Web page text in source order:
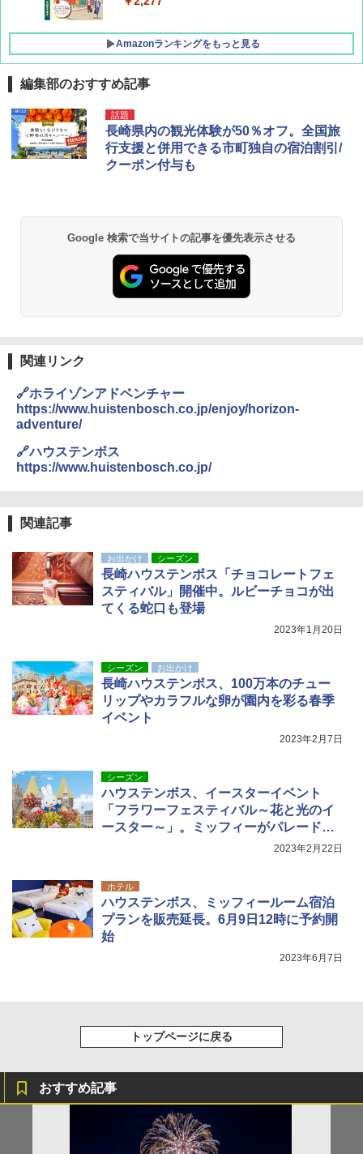
Amazonランキングをもっと見る
[キャンパーズコレクション 山善] ポップアッ
プテント 傘みたいに広げて畳める パッとサ
ッとサンシェード キューブ フルクローズ メ
ッシュ 簡単設置 ワンタッチテント キャンプ
&ハイキング カーキ PATC-150(KH)
PYKES PEAK (パイクスピーク) 着替えテン
ト プライバシー テント 【中が透けない】 1
人用 折りたたみ 防災グッズ 災害用トイレ ビ
ーチ ピクニック ポップアップテント 携帯 簡
易 トイレテント (ブラック)
テント ワンタッチ RENEW 幅200 2-3人用 43
500002(88859)
[キャンパーズコレクション 山善] 傘みたいに
￥9,990
[キャンパーズコレクション 山善] 傘みたいに
広げるだけ パッとサッとテント キューブワ
イド ブラックコーティング フルクローズ メ
ATCW-150B エクルベージュ
￥-
GRANDOOR ステンレス保冷剤 2個セット 2
026リニューアル 急速冷凍 空間倍増 衛生的
コンパクト 保冷力長持ち
￥2,980
BUNDOK(バンドック)ソロ ドーム 1 EX BDK
レーム ドーム型 テント
￥14,800
DEWEL パラソル 大型 ビーチ アウトドアパ
￥6,459
可能 安全ロック付き 高安全性 金属製耐久 コ
ンパクト多機能設計 持ち運び便利 アウトド
熊撃退スプレー 熊よけスプレー 熊スプレー
【日本企業販売】超強力クマ対策スプレー 30
0ml（連続噴射30秒）110ml（連続噴射15
秒）射程5～10m 安全ロック搭載 携帯収納袋
付き ヒグマ・イノシシ対策 自治体・教育機
関の購入実績 登山・キャンプ・アウトドア・
送
￥3,680
編集部のおすすめ記事
話題
長崎県内の観光体験が50％オフ。全国旅
行支援と併用できる市町独自の宿泊割引/
クーポン付与も
Google 検索で当サイトの記事を優先表示させる
関連リンク
🔗ホライゾンアドベンチャー
https://www.huistenbosch.co.jp/enjoy/horizon-
adventure/
🔗ハウステンボス
https://www.huistenbosch.co.jp/
関連記事
お出かけ シーズン
長崎ハウステンボス「チョコレートフェ
スティバル」開催中。ルビーチョコが出
てくる蛇口も登場
2023年1月20日
シーズン お出かけ
長崎ハウステンボス、100万本のチュー
リップやカラフルな卵が園内を彩る春季
イベント
2023年2月7日
シーズン
ハウステンボス、イースターイベント
「フラワーフェスティバル～花と光のイ
ースター～」。ミッフィーがパレードに
2023年2月22日
ホテル
ハウステンボス、ミッフィールーム宿泊
プランを販売延長。6月9日12時に予約開
始
2023年6月7日
トップページに戻る
おすすめ記事